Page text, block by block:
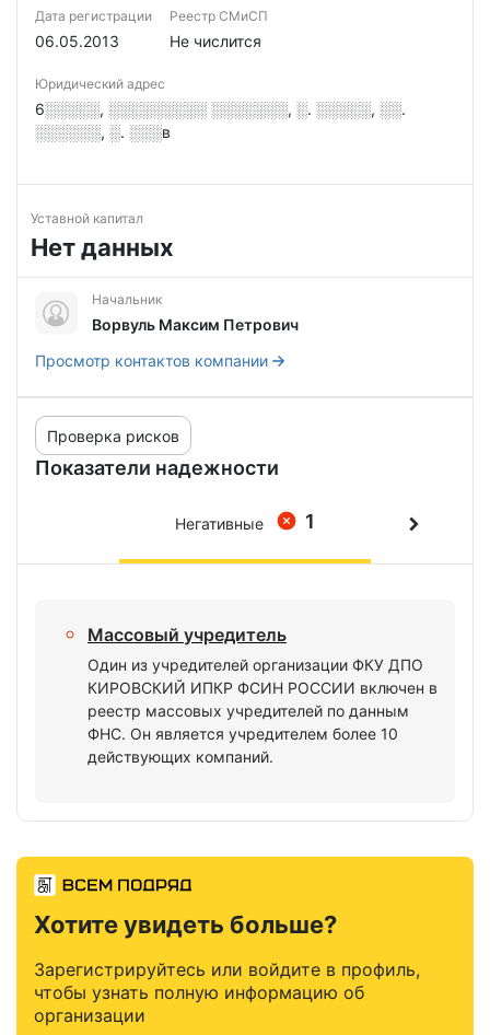
Дата регистрации
06.05.2013
Реестр СМиСП
Не числится
Юридический адрес
6░░░░░, ░░░░░░░░░ ░░░░░░░, ░. ░░░░░, ░░.
░░░░░░, ░. ░░░в
Уставной капитал
Нет данных
Начальник
Ворвуль Максим Петрович
Просмотр контактов компании
Показатели надежности
Проверка рисков
1
Негативные
Массовый учредитель
Один из учредителей организации ФКУ ДПО
КИРОВСКИЙ ИПКР ФСИН РОССИИ включен в
реестр массовых учредителей по данным
ФНС. Он является учредителем более 10
действующих компаний.
Хотите увидеть больше?
Зарегистрируйтесь или войдите в профиль,
чтобы узнать полную информацию об
организации